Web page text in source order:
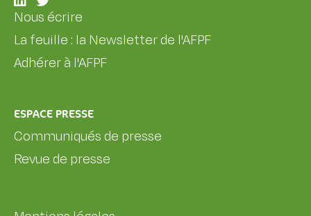
Nous écrire
La feuille : la Newsletter de l'AFPF
Adhérer à l'AFPF
ESPACE PRESSE
Communiqués de presse
Revue de presse